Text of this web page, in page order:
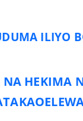
ILIYO
NA HEKIMA